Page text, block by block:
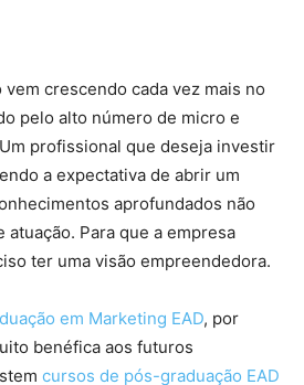
crescendo cada vez mais no
pelo alto número de micro e
profissional que deseja investir
a expectativa de abrir um
aprofundados não
atuação. Para que a empresa
ter uma visão empreendedora.
em Marketing EAD, por
benéfica aos futuros
cursos de pós-graduação EAD